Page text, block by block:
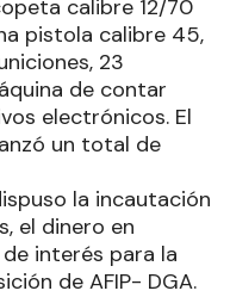
calibre 12/70
pistola calibre 45,
23
de contar
electrónicos. El
un total de
la incautación
el dinero en
interés para la
de AFIP- DGA.